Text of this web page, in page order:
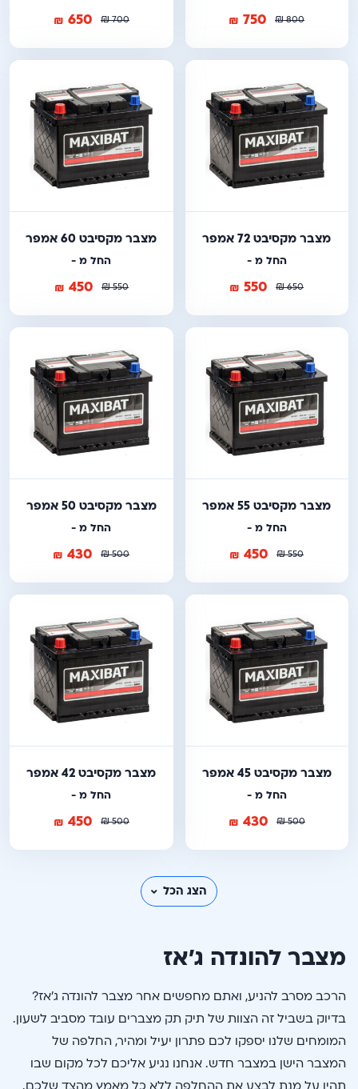
800
₪
750
₪
700
₪
650
₪
מצבר מקסיבט 72 אמפר
החל מ -
650
₪
550
₪
מצבר מקסיבט 60 אמפר
החל מ -
550
₪
450
₪
מצבר מקסיבט 55 אמפר
החל מ -
550
₪
450
₪
מצבר מקסיבט 50 אמפר
החל מ -
500
₪
430
₪
מצבר מקסיבט 45 אמפר
החל מ -
500
₪
430
₪
מצבר מקסיבט 42 אמפר
החל מ -
500
₪
450
₪
הצג הכל
מצבר להונדה ג’אז
הרכב מסרב להניע, ואתם מחפשים אחר מצבר להונדה ג’אז?
בדיוק בשביל זה הצוות של תיק תק מצברים עובד מסביב לשעון.
המומחים שלנו יספקו לכם פתרון יעיל ומהיר, החלפה של
המצבר הישן במצבר חדש. אנחנו נגיע אליכם לכל מקום שבו